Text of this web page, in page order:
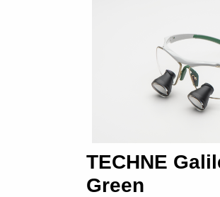
TECHNE
Green